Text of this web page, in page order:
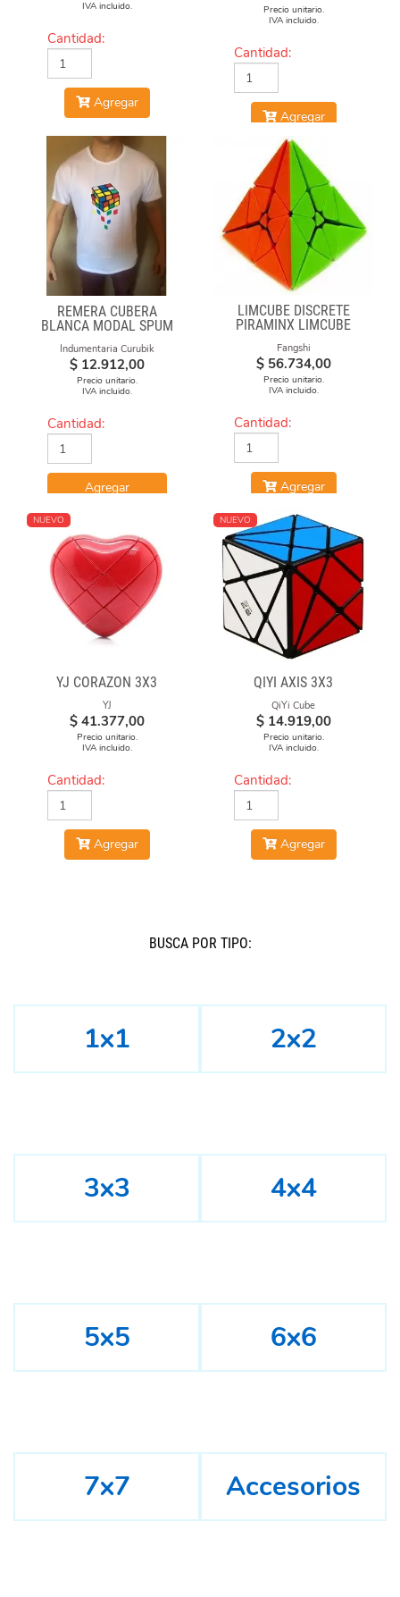
IVA incluido.
Cantidad:
Agregar
Precio unitario.
IVA incluido.
Cantidad:
Agregar
REMERA CUBERA
BLANCA MODAL SPUM
Indumentaria Curubik
$ 12.912,00
Precio unitario.
IVA incluido.
Cantidad:
Agregar
LIMCUBE DISCRETE
PIRAMINX LIMCUBE
Fangshi
$ 56.734,00
Precio unitario.
IVA incluido.
Cantidad:
Agregar
NUEVO
YJ CORAZON 3X3
YJ
$ 41.377,00
Precio unitario.
IVA incluido.
Cantidad:
Agregar
NUEVO
QIYI AXIS 3X3
QiYi Cube
$ 14.919,00
Precio unitario.
IVA incluido.
Cantidad:
Agregar
BUSCÁ POR TIPO:
1x1 2x2
3x3 4x4
5x5 6x6
7x7 Accesorios